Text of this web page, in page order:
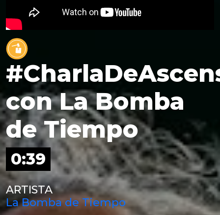
con La Bomba
de Tiempo
0:39
ARTISTA
La Bomba de Tiempo